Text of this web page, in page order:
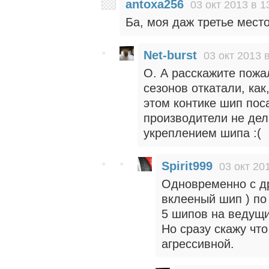
antoxa256 03 окт 2013 в
Ба, моя даж третье
Net-burst 03 окт 2013
О. А расскажите
сезонов откатали,
этом контике шип
производители не
укреплением шипа :(
Spirit999 03 окт
Одновременно с
вклееный шип ) по
5 шипов на
Но сразу скажу
агрессивной.